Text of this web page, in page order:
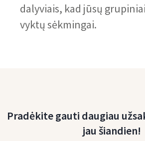
dalyviais, kad jūsų
vyktų sėkmingai.
Pradėkite gauti daugiau
jau šiandien!